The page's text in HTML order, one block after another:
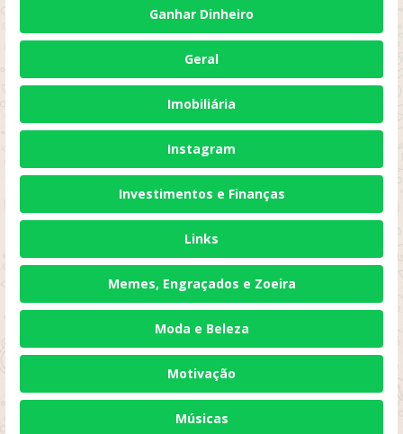
Ganhar Dinheiro
Geral
Imobiliária
Instagram
Investimentos e Finanças
Links
Memes, Engraçados e Zoeira
Moda e Beleza
Motivação
Músicas